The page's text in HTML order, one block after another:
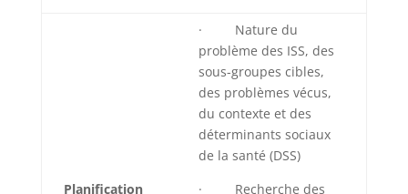
Planification
· Nature du
problème des ISS, des
sous-groupes cibles,
des problèmes vécus,
du contexte et des
déterminants sociaux
de la santé (DSS)
· Recherche des